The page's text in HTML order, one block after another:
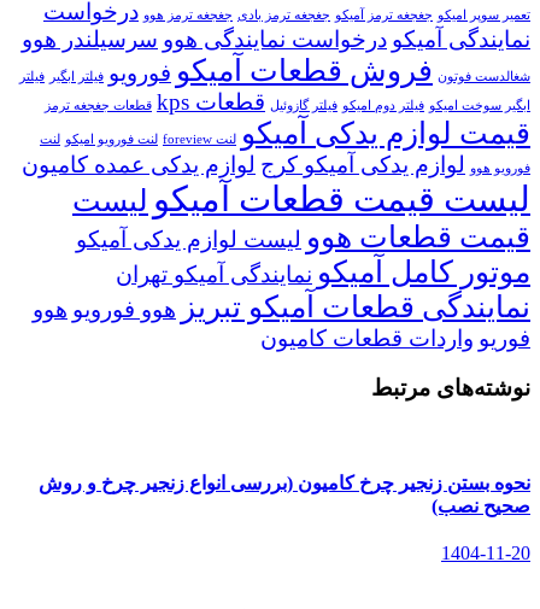
تعمیر سوپر امیکو جغجغه ترمز آمیکو جغجغه ترمز بادی جغجغه ترمز هوو درخواست
نمایندگی آمیکو درخواست نمایندگی هوو سرسیلندر هوو
شغالدست فوتون فروش قطعات آمیکو فورویو فیلتر ابگیر فیلتر
ابگیر سوخت امیکو فیلتر دوم امیکو فیلتر گازوئیل قطعات kps قطعات جغجغه ترمز
قیمت لوازم یدکی آمیکو لنت foreview لنت فورویو امیکو لنت
فورویو هوو لوازم یدکی آمیکو کرج لوازم یدکی عمده کامیون
لیست قیمت قطعات آمیکو لیست
قیمت قطعات هوو لیست لوازم یدکی آمیکو
موتور کامل آمیکو نمایندگی آمیکو تهران
نمایندگی قطعات آمیکو تبریز هوو فورویو هوو
فوریو واردات قطعات کامیون
نوشته‌های مرتبط
نحوه بستن زنجیر چرخ کامیون (بررسی انواع زنجیر چرخ و روش
صحیح نصب)
1404-11-20